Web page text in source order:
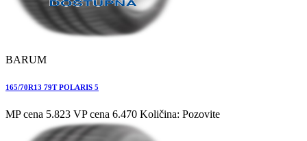
BARUM
165/70R13 79T POLARIS 5
MP cena 5.823 VP cena 6.470 Količina: Pozovite